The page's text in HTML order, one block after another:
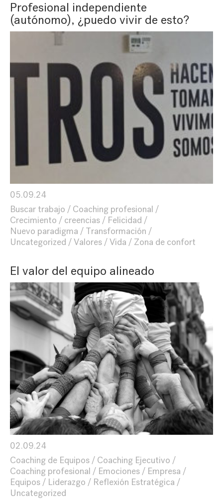
Profesional independiente
(autónomo), ¿puedo vivir de esto?
05.09.24
Buscar trabajo
Coaching profesional
Crecimiento
creencias
Felicidad
Nuevo paradigma
Transformación
Uncategorized
Valores Vida Zona de confort
El valor del equipo alineado
02.09.24
Coaching de Equipos
Coaching Ejecutivo
Coaching profesional
Emociones
Empresa
Equipos
Liderazgo
Reflexión Estratégica
Uncategorized